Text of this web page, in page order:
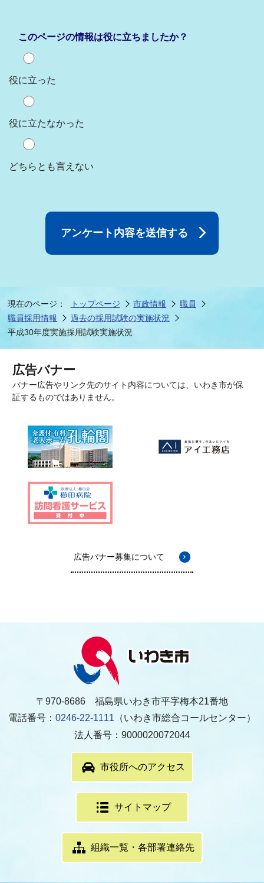
このページの情報は役に立ちましたか？
役に立った
役に立たなかった
どちらとも言えない
現在のページ： トップページ 市政情報
職員
職員採用情報
過去の採用試験の実施状況
平成30年度実施採用試験実施状況
広告バナー
バナー広告やリンク先のサイト内容については、いわき市が保
証するものではありません。
広告バナー募集について
〒970-8686 福島県いわき市平字梅本21番地
電話番号： 0246-22-1111 （いわき市総合コールセンター）
法人番号：9000020072044
市役所へのアクセス
サイトマップ
組織一覧・各部署連絡先